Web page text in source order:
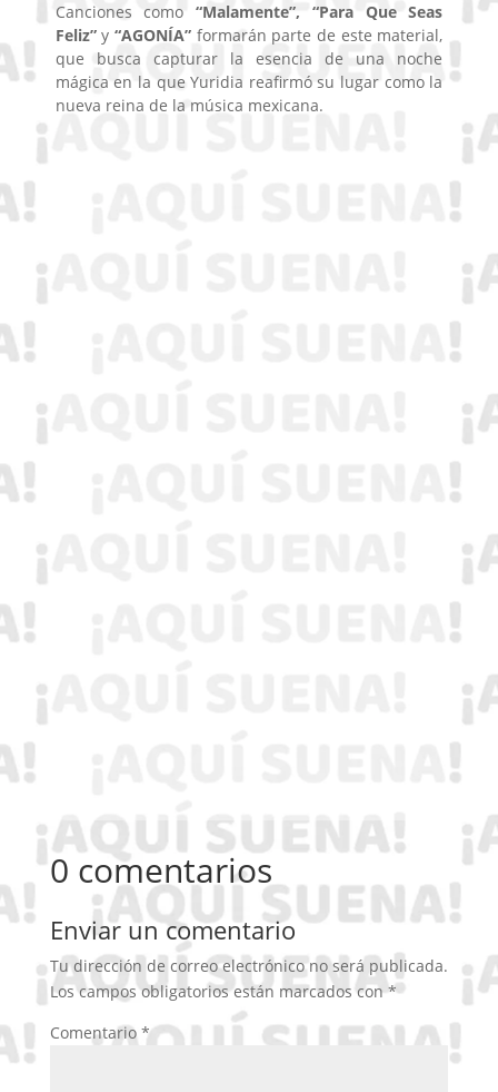
Canciones como“Malamente”, “Para Que Seas
Feliz”y“AGONÍA” formarán parte de este material,
que busca capturar la esencia de una noche
mágica en la que Yuridia reafirmó su lugar como la
nueva reina de la música mexicana.
0 comentarios
Enviar un comentario
Tu dirección de correo electrónico no será publicada.
Los campos obligatorios están marcados con*
Comentario *